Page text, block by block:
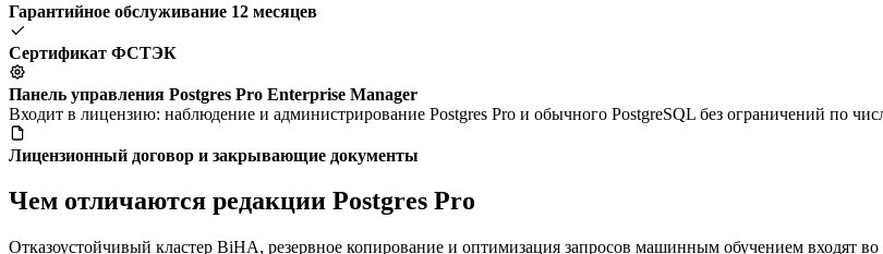
Гарантийное обслуживание 12 месяцев
Сертификат ФСТЭК
Панель управления Postgres Pro Enterprise Manager
Входит в лицензию: наблюдение и администрирование Postgres Pro и обычного PostgreSQL без ограничений по
Лицензионный договор и закрывающие документы
Чем отличаются редакции Postgres Pro
Отказоустойчивый кластер BiHA, резервное копирование и оптимизация запросов машинным обучением входят